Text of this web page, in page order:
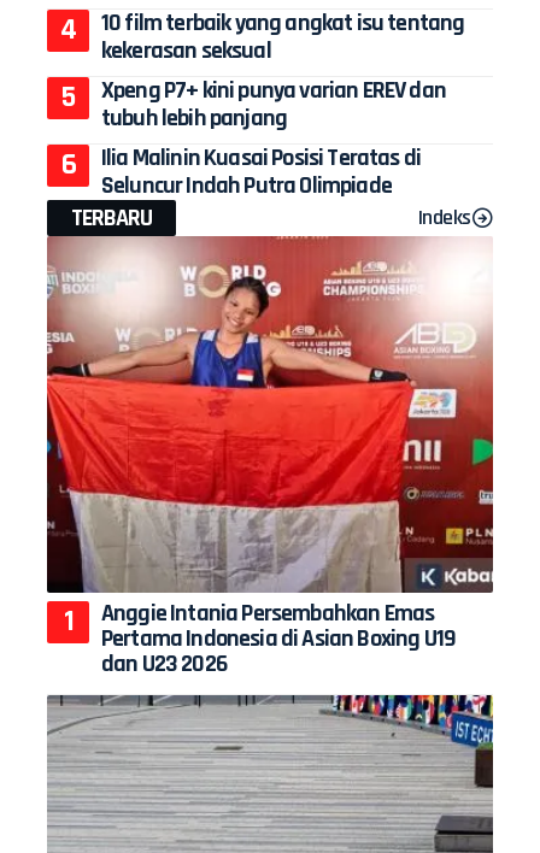
10 film terbaik yang angkat isu tentang
kekerasan seksual
Xpeng P7+ kini punya varian EREV dan
tubuh lebih panjang
Ilia Malinin Kuasai Posisi Teratas di
Seluncur Indah Putra Olimpiade
TERBARU
Indeks
Anggie Intania Persembahkan Emas
Pertama Indonesia di Asian Boxing U19
dan U23 2026